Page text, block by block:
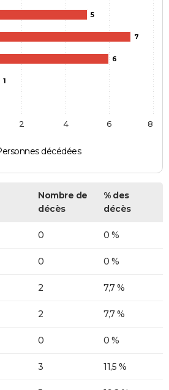
5
7
6
1
décédées
2 4 6 8
Nombre de
décès
% des
décès
0 0 %
0 0 %
2 7,7 %
2 7,7 %
0 0 %
3 11,5 %